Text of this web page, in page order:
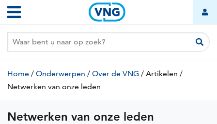
Overslaan
en
naar
inhoud
Hoofdnavigatie
Netwerken
van
onze
leden
Kruimelpad
Home / Onderwerpen / Over de VNG / Artikelen (huidige
/
Netwerken van onze leden
Netwerken van onze leden